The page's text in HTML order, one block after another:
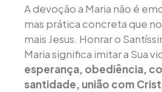
A devoção a Maria não é
mas prática concreta que
mais Jesus. Honrar o
Maria significa imitar a Sua
esperança, obediência,
santidade, união com